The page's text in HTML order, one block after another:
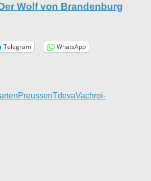
Wolf von Brandenburg
Telegram WhatsApp
PreussenTdevaVachroi-